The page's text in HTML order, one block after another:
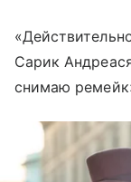
Сарик
снимаю